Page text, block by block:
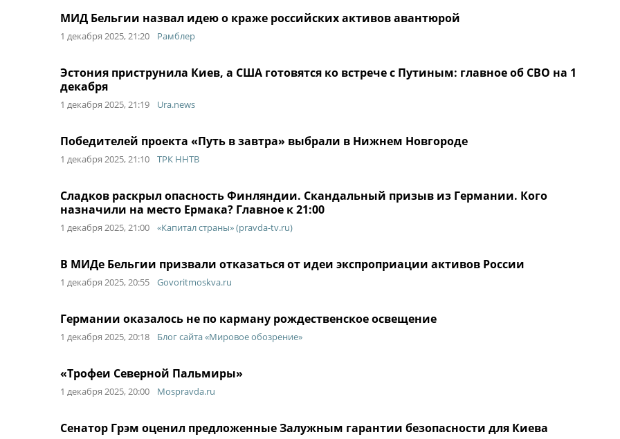
МИД Бельгии назвал идею о краже российских активов авантюрой
1 декабря 2025, 21:20 Рамблер
Эстония приструнила Киев, а США готовятся ко встрече с Путиным: главное об СВО на 1
декабря
1 декабря 2025, 21:19 Ura.news
Победителей проекта «Путь в завтра» выбрали в Нижнем Новгороде
1 декабря 2025, 21:10 ТРК ННТВ
Сладков раскрыл опасность Финляндии. Скандальный призыв из Германии. Кого
назначили на место Ермака? Главное к 21:00
1 декабря 2025, 21:00 «Капитал страны» (pravda-tv.ru)
В МИДе Бельгии призвали отказаться от идеи экспроприации активов России
1 декабря 2025, 20:55 Govoritmoskva.ru
Германии оказалось не по карману рождественское освещение
1 декабря 2025, 20:18 Блог сайта «Мировое обозрение»
«Трофеи Северной Пальмиры»
1 декабря 2025, 20:00 Mospravda.ru
Сенатор Грэм оценил предложенные Залужным гарантии безопасности для Киева